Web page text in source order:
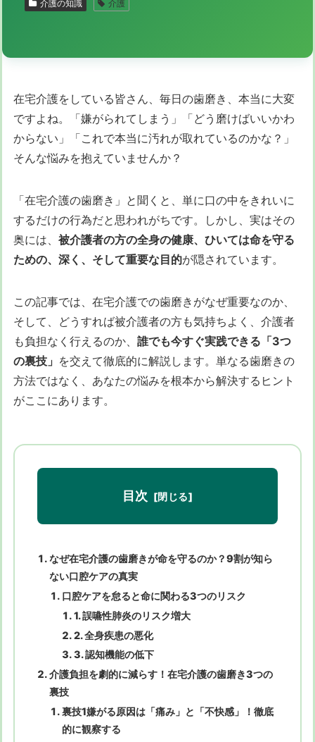
介護の知識 介護
在宅介護をしている皆さん、毎日の歯磨き、本当に大変
ですよね。「嫌がられてしまう」「どう磨けばいいかわ
からない」「これで本当に汚れが取れているのかな？」
そんな悩みを抱えていませんか？
「在宅介護の歯磨き」と聞くと、単に口の中をきれいに
するだけの行為だと思われがちです。しかし、実はその
奥には、 被介護者の方の全身の健康、ひいては命を守る
ための、深く、そして重要な目的が隠されています。
この記事では、在宅介護での歯磨きがなぜ重要なのか、
そして、どうすれば被介護者の方も気持ちよく、介護者
も負担なく行えるのか、 誰でも今すぐ実践できる「3つ
の裏技」 を交えて徹底的に解説します。単なる歯磨きの
方法ではなく、あなたの悩みを根本から解決するヒント
がここにあります。
目次
なぜ在宅介護の歯磨きが命を守るのか？9割が知ら
ない口腔ケアの真実
口腔ケアを怠ると命に関わる3つのリスク
1. 誤嚥性肺炎のリスク増大
2. 全身疾患の悪化
3. 認知機能の低下
介護負担を劇的に減らす！在宅介護の歯磨き3つの
裏技
裏技1嫌がる原因は「痛み」と「不快感」！徹底
的に観察する